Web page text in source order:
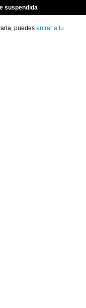
suspendida
puedes entrar a tu